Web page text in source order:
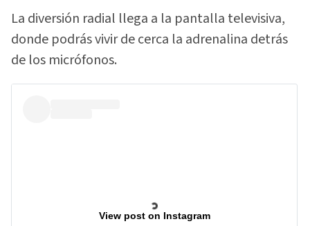
La diversión radial llega a la pantalla televisiva,
donde podrás vivir de cerca la adrenalina detrás
de los micrófonos.
View post on Instagram